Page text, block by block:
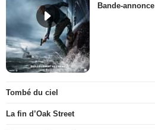
Bande-annonce
Tombé du ciel
La fin d’Oak Street